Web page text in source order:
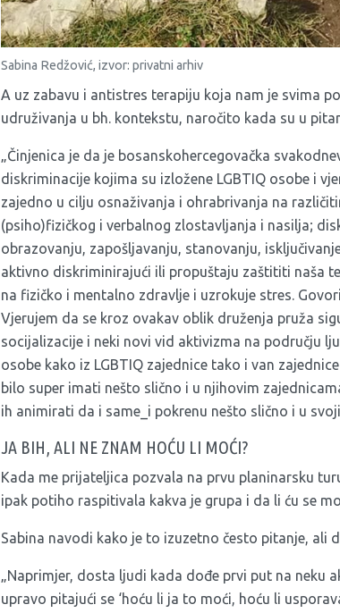
Sabina Redžović, izvor: privatni arhiv
A uz zabavu i antistres terapiju koja nam je svima
udruživanja u bh. kontekstu, naročito kada su u
„Činjenica je da je bosanskohercegovačka
diskriminacije kojima su izložene LGBTIQ osobe i
zajedno u cilju osnaživanja i ohrabrivanja na
(psiho)fizičkog i verbalnog zlostavljanja i nasilja;
obrazovanju, zapošljavanju, stanovanju,
aktivno diskriminirajući ili propuštaju zaštititi naša
na fizičko i mentalno zdravlje i uzrokuje stres.
Vjerujem da se kroz ovakav oblik druženja pruža
socijalizacije i neki novi vid aktivizma na području
osobe kako iz LGBTIQ zajednice tako i van
bilo super imati nešto slično i u njihovim
ih animirati da i same_i pokrenu nešto slično i u
JA BIH, ALI NE ZNAM HOĆU LI MOĆI?
Kada me prijateljica pozvala na prvu planinarsku
ipak potiho raspitivala kakva je grupa i da li ću se
Sabina navodi kako je to izuzetno često pitanje, ali
„Naprimjer, dosta ljudi kada dođe prvi put na neku
upravo pitajući se ‘hoću li ja to moći, hoću li